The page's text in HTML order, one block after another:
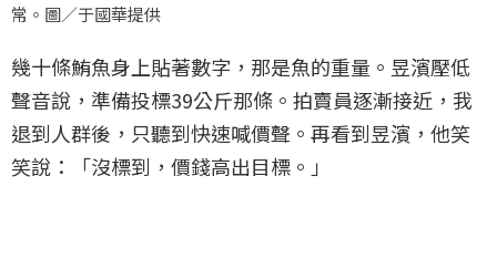
常。圖／于國華提供
幾十條鮪魚身上貼著數字，那是魚的重量。昱濱壓低
聲音說，準備投標39公斤那條。拍賣員逐漸接近，我
退到人群後，只聽到快速喊價聲。再看到昱濱，他笑
笑說：「沒標到，價錢高出目標。」